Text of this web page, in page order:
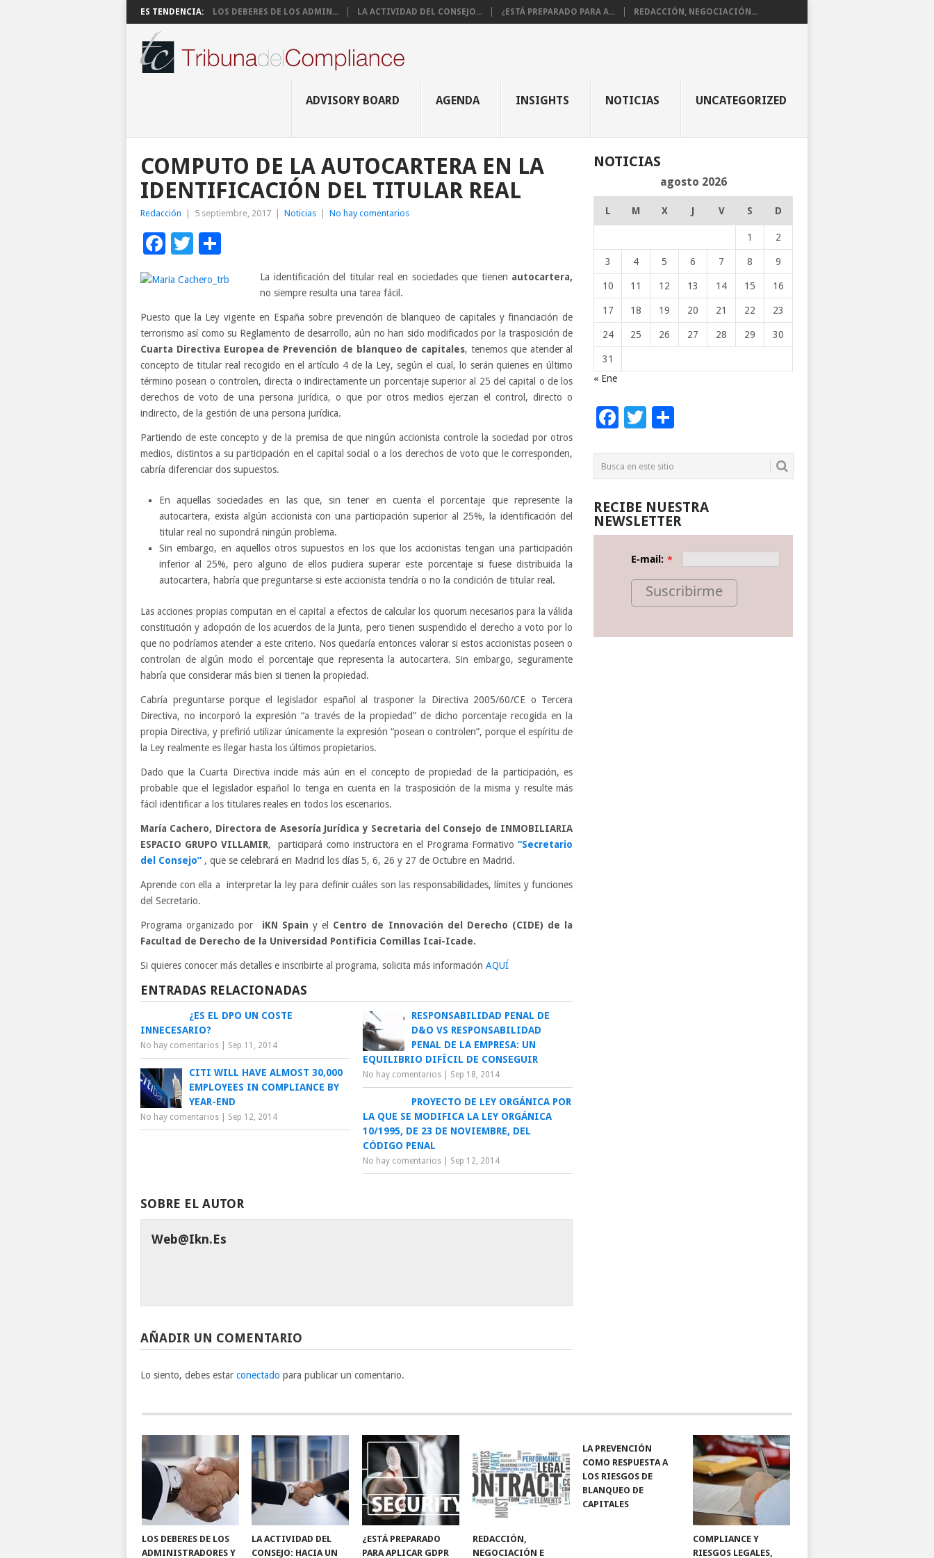
ES TENDENCIA: LOS DEBERES DE LOS ADMIN... LA ACTIVIDAD DEL CONSEJO... ¿ESTÁ PREPARADO PARA A... REDACCIÓN, NEGOCIACIÓN...
ADVISORY BOARD AGENDA INSIGHTS NOTICIAS UNCATEGORIZED
COMPUTO DE LA AUTOCARTERA EN LA
IDENTIFICACIÓN DEL TITULAR REAL
Redacción 5 septiembre, 2017 Noticias No hay comentarios
Facebook
Twitter
La identificación del titular real en sociedades que tienen autocartera,
no siempre resulta una tarea fácil.
Puesto que la Ley vigente en España sobre prevención de blanqueo de capitales y financiación de
terrorismo así como su Reglamento de desarrollo, aún no han sido modificados por la trasposición de
Cuarta Directiva Europea de Prevención de blanqueo de capitales, tenemos que atender al
concepto de titular real recogido en el artículo 4 de la Ley, según el cual, lo serán quienes en último
término posean o controlen, directa o indirectamente un porcentaje superior al 25 del capital o de los
derechos de voto de una persona jurídica, o que por otros medios ejerzan el control, directo o
indirecto, de la gestión de una persona jurídica.
Partiendo de este concepto y de la premisa de que ningún accionista controle la sociedad por otros
medios, distintos a su participación en el capital social o a los derechos de voto que le corresponden,
cabría diferenciar dos supuestos.
En aquellas sociedades en las que, sin tener en cuenta el porcentaje que represente la
autocartera, exista algún accionista con una participación superior al 25%, la identificación del
titular real no supondrá ningún problema.
Sin embargo, en aquellos otros supuestos en los que los accionistas tengan una participación
inferior al 25%, pero alguno de ellos pudiera superar este porcentaje si fuese distribuida la
autocartera, habría que preguntarse si este accionista tendría o no la condición de titular real.
Las acciones propias computan en el capital a efectos de calcular los quorum necesarios para la válida
constitución y adopción de los acuerdos de la Junta, pero tienen suspendido el derecho a voto por lo
que no podríamos atender a este criterio. Nos quedaría entonces valorar si estos accionistas poseen o
controlan de algún modo el porcentaje que representa la autocartera. Sin embargo, seguramente
habría que considerar más bien si tienen la propiedad.
Cabría preguntarse porque el legislador español al trasponer la Directiva 2005/60/CE o Tercera
Directiva, no incorporó la expresión “a través de la propiedad” de dicho porcentaje recogida en la
propia Directiva, y prefirió utilizar únicamente la expresión “posean o controlen”, porque el espíritu de
la Ley realmente es llegar hasta los últimos propietarios.
Dado que la Cuarta Directiva incide más aún en el concepto de propiedad de la participación, es
probable que el legislador español lo tenga en cuenta en la trasposición de la misma y resulte más
fácil identificar a los titulares reales en todos los escenarios.
María Cachero, Directora de Asesoría Jurídica y Secretaria del Consejo de INMOBILIARIA
ESPACIO GRUPO VILLAMIR, participará como instructora en el Programa Formativo “Secretario
del Consejo” , que se celebrará en Madrid los días 5, 6, 26 y 27 de Octubre en Madrid.
Aprende con ella a interpretar la ley para definir cuáles son las responsabilidades, límites y funciones
del Secretario.
Programa organizado por iKN Spain y el Centro de Innovación del Derecho (CIDE) de la
Facultad de Derecho de la Universidad Pontificia Comillas Icai-Icade.
Si quieres conocer más detalles e inscribirte al programa, solicita más información AQUÍ
ENTRADAS RELACIONADAS
¿ES EL DPO UN COSTE
INNECESARIO?
No hay comentarios Sep 11, 2014
RESPONSABILIDAD PENAL DE
D&O VS RESPONSABILIDAD
PENAL DE LA EMPRESA: UN
EQUILIBRIO DIFÍCIL DE CONSEGUIR
No hay comentarios Sep 18, 2014
CITI WILL HAVE ALMOST 30,000
EMPLOYEES IN COMPLIANCE BY
YEAR-END
No hay comentarios Sep 12, 2014
PROYECTO DE LEY ORGÁNICA POR
LA QUE SE MODIFICA LA LEY ORGÁNICA
10/1995, DE 23 DE NOVIEMBRE, DEL
CÓDIGO PENAL
No hay comentarios Sep 12, 2014
SOBRE EL AUTOR
Web@ikn.es
AÑADIR UN COMENTARIO
Lo siento, debes estar conectado para publicar un comentario.
NOTICIAS
agosto 2026
L M X J V S D
1 2
3 4 5 6 7 8 9
10 11 12 13 14 15 16
17 18 19 20 21 22 23
24 25 26 27 28 29 30
31
« Ene
Facebook
Twitter
RECIBE NUESTRA
NEWSLETTER
E-mail: *
Suscribirme
LOS DEBERES DE LOS
ADMINISTRADORES Y
LA ACTIVIDAD DEL
CONSEJO: HACIA UN
¿ESTÁ PREPARADO
PARA APLICAR GDPR
REDACCIÓN,
NEGOCIACIÓN E
LA PREVENCIÓN
COMO RESPUESTA A
LOS RIESGOS DE
BLANQUEO DE
CAPITALES
COMPLIANCE Y
RIESGOS LEGALES,